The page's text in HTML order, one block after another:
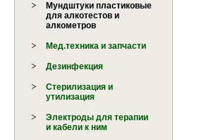
Мундштуки пластиковые
для алкотестов и
алкометров
Мед.техника и запчасти
Дезинфекция
Стерилизация и
утилизация
Электроды для терапии
и кабели к ним